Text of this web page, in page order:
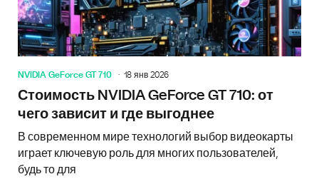
NVIDIA GeForce GT 710 18 янв 2026
Стоимость NVIDIA GeForce GT 710: от
чего зависит и где выгоднее
В современном мире технологий выбор видеокарты
играет ключевую роль для многих пользователей,
будь то для